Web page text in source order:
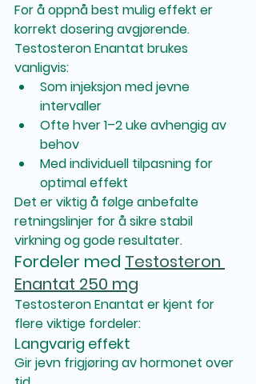
For å oppnå best mulig effekt er
korrekt dosering avgjørende.
Testosteron Enantat brukes
vanligvis:
Som injeksjon med jevne
intervaller
Ofte hver 1–2 uke avhengig av
behov
Med individuell tilpasning for
optimal effekt
Det er viktig å følge anbefalte
retningslinjer for å sikre stabil
virkning og gode resultater.
Fordeler med Testosteron
Enantat 250 mg
Testosteron Enantat er kjent for
flere viktige fordeler:
Langvarig effekt
Gir jevn frigjøring av hormonet over